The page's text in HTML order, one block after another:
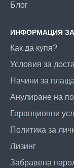
Блог
ИНФОРМАЦИЯ
Как да купя?
Условия за
Начини за
Анулиране на
Гаранционни
Политика за
Лизинг
Забравена